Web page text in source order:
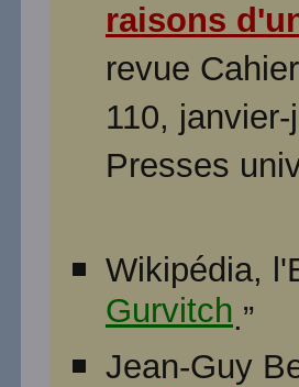
raisons
revue
110,
Presses
Wikipédia,
Gurvitch.”
Jean-Guy